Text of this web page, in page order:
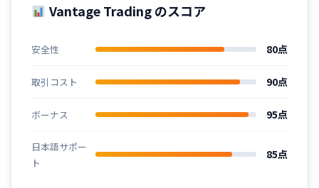
Vantage Trading のスコア
安全性 80点
取引コスト 90点
ボーナス 95点
日本語サポー
ト
85点